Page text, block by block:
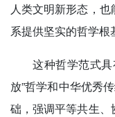
人类文明新形态，
系提供坚实的哲学根
这种哲学范式
放”哲学和中华优秀
础，强调平等共生